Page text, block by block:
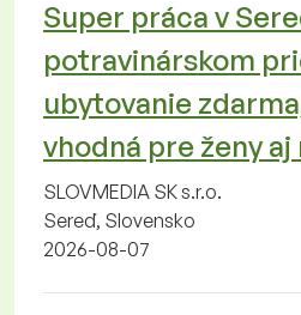
Super práca v
potravinárskom
ubytovanie
vhodná pre ženy aj
SLOVMEDIA SK s.r.o.
Sereď, Slovensko
2026-08-07